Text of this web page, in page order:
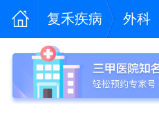
复禾疾病 外科